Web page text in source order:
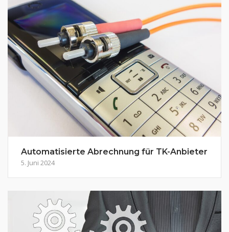
Automatisierte Abrechnung für TK-Anbieter
5. Juni 2024